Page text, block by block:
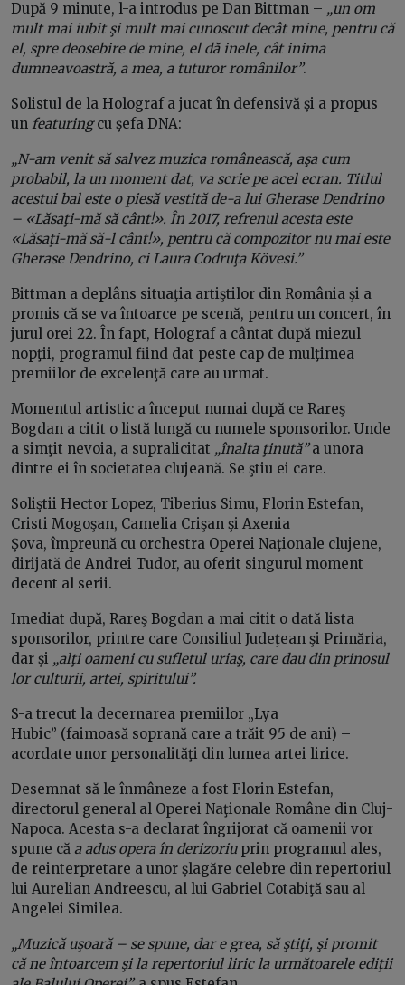
După 9 minute, l-a introdus pe Dan Bittman – „un om
mult mai iubit şi mult mai cunoscut decât mine, pentru că
el, spre deosebire de mine, el dă inele, cât inima
dumneavoastră, a mea, a tuturor românilor”.
Solistul de la Holograf a jucat în defensivă şi a propus
un featuringcu şefa DNA:
„N-am venit să salvez muzica românească, aşa cum
probabil, la un moment dat, va scrie pe acel ecran. Titlul
acestui bal este o piesă vestită de-a lui Gherase Dendrino
– «Lăsaţi-mă să cânt!». În 2017, refrenul acesta este
«Lăsaţi-mă să-l cânt!», pentru că compozitor nu mai este
Gherase Dendrino, ci Laura Codruţa Kövesi.”
Bittman a deplâns situaţia artiştilor din România şi a
promis că se va întoarce pe scenă, pentru un concert, în
jurul orei 22. În fapt, Holograf a cântat după miezul
nopţii, programul fiind dat peste cap de mulţimea
premiilor de excelenţă care au urmat.
Momentul artistic a început numai după ce Rareş
Bogdan a citit o listă lungă cu numele sponsorilor. Unde
a simţit nevoia, a supralicitat „înalta ţinută”a unora
dintre ei în societatea clujeană. Se ştiu ei care.
Soliştii Hector Lopez, Tiberius Simu, Florin Estefan,
Cristi Mogoşan, Camelia Crişan şi Axenia
Şova, împreună cu orchestra Operei Naţionale clujene,
dirijată de Andrei Tudor, au oferit singurul moment
decent al serii.
Imediat după, Rareş Bogdan a mai citit o dată lista
sponsorilor, printre care Consiliul Judeţean şi Primăria,
dar şi „alţi oameni cu sufletul uriaş, care dau din prinosul
lor culturii, artei, spiritului”.
S-a trecut la decernarea premiilor „Lya
Hubic” (faimoasă soprană care a trăit 95 de ani) –
acordate unor personalităţi din lumea artei lirice.
Desemnat să le înmâneze a fost Florin Estefan,
directorul general al Operei Naţionale Române din Cluj-
Napoca. Acesta s-a declarat îngrijorat că oamenii vor
spune că a adus opera în derizoriuprin programul ales,
de reinterpretare a unor şlagăre celebre din repertoriul
lui Aurelian Andreescu, al lui Gabriel Cotabiţă sau al
Angelei Similea.
„Muzică uşoară – se spune, dar e grea, să ştiţi, şi promit
că ne întoarcem şi la repertoriul liric la următoarele ediţii